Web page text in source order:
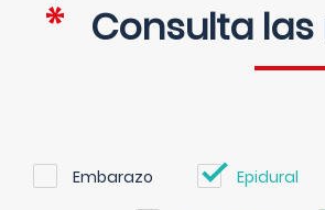
Consulta
Embarazo Epidural